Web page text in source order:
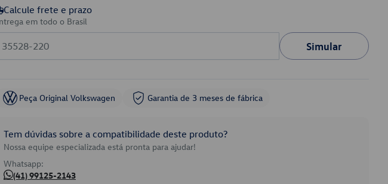
Calcule frete e prazo
em todo o Brasil
Simular
Peça Original Volkswagen Garantia de 3 meses de fábrica
Tem dúvidas sobre a compatibilidade deste produto?
Nossa equipe especializada está pronta para ajudar!
Whatsapp:
(41) 99125-2143